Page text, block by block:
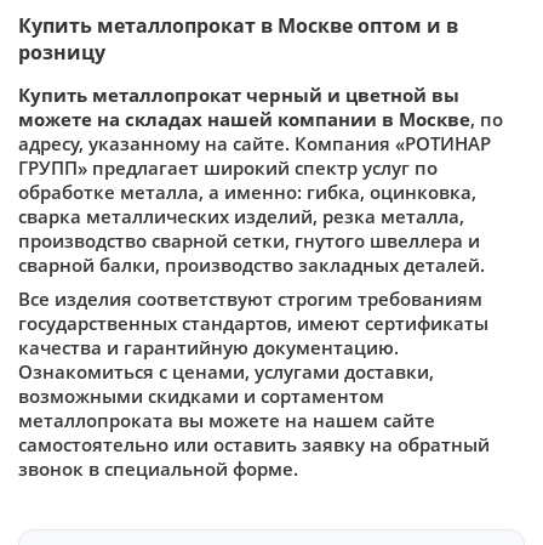
Купить металлопрокат в Москве оптом и в
розницу
Купить металлопрокат черный и цветной вы
можете на складах нашей компании в Москве, по
адресу, указанному на сайте. Компания «РОТИНАР
ГРУПП» предлагает широкий спектр услуг по
обработке металла, а именно: гибка, оцинковка,
сварка металлических изделий, резка металла,
производство сварной сетки, гнутого швеллера и
сварной балки, производство закладных деталей.
Все изделия соответствуют строгим требованиям
государственных стандартов, имеют сертификаты
качества и гарантийную документацию.
Ознакомиться с ценами, услугами доставки,
возможными скидками и сортаментом
металлопроката вы можете на нашем сайте
самостоятельно или оставить заявку на обратный
звонок в специальной форме.